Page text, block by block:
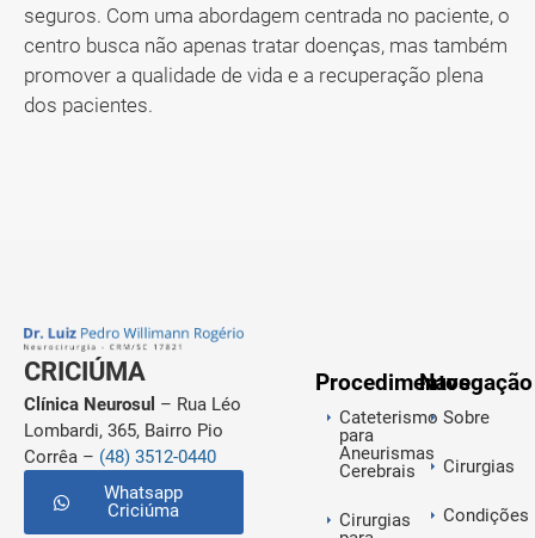
seguros. Com uma abordagem centrada no paciente, o
centro busca não apenas tratar doenças, mas também
promover a qualidade de vida e a recuperação plena
dos pacientes.
CRICIÚMA
Clínica Neurosul – Rua Léo
Lombardi, 365, Bairro Pio
Corrêa – (48) 3512-0440
Whatsapp
Criciúma
Procedimentos
Cateterismo
para
Aneurismas
Cerebrais
Cirurgias
Navegação
Sobre
Cirurgias
Condições